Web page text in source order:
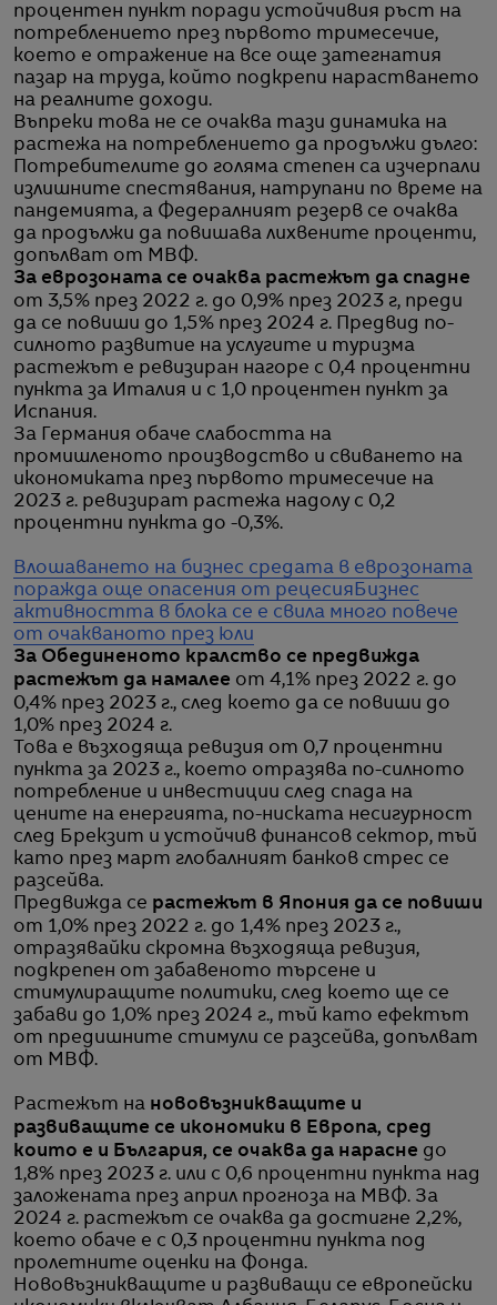
процентен пункт поради устойчивия ръст на
потреблението през първото тримесечие,
което е отражение на все още затегнатия
пазар на труда, който подкрепи нарастването
на реалните доходи.
Въпреки това не се очаква тази динамика на
растежа на потреблението да продължи дълго:
Потребителите до голяма степен са изчерпали
излишните спестявания, натрупани по време на
пандемията, а Федералният резерв се очаква
да продължи да повишава лихвените проценти,
допълват от МВФ.
За еврозоната се очаква растежът да спадне
от 3,5% през 2022 г. до 0,9% през 2023 г, преди
да се повиши до 1,5% през 2024 г. Предвид по-
силното развитие на услугите и туризма
растежът е ревизиран нагоре с 0,4 процентни
пункта за Италия и с 1,0 процентен пункт за
Испания.
За Германия обаче слабостта на
промишленото производство и свиването на
икономиката през първото тримесечие на
2023 г. ревизират растежа надолу с 0,2
процентни пункта до -0,3%.
Влошаването на бизнес средата в еврозоната
поражда още опасения от рецесия Бизнес
активността в блока се е свила много повече
от очакваното през юли
За Обединеното кралство се предвижда
растежът да намалее от 4,1% през 2022 г. до
0,4% през 2023 г., след което да се повиши до
1,0% през 2024 г.
Това е възходяща ревизия от 0,7 процентни
пункта за 2023 г., което отразява по-силното
потребление и инвестиции след спада на
цените на енергията, по-ниската несигурност
след Брекзит и устойчив финансов сектор, тъй
като през март глобалният банков стрес се
разсейва.
Предвижда се растежът в Япония да се повиши
от 1,0% през 2022 г. до 1,4% през 2023 г.,
отразявайки скромна възходяща ревизия,
подкрепен от забавеното търсене и
стимулиращите политики, след което ще се
забави до 1,0% през 2024 г., тъй като ефектът
от предишните стимули се разсейва, допълват
от МВФ.
Растежът на нововъзникващите и
развиващите се икономики в Европа, сред
които е и България, се очаква да нарасне до
1,8% през 2023 г. или с 0,6 процентни пункта над
заложената през април прогноза на МВФ. За
2024 г. растежът се очаква да достигне 2,2%,
което обаче е с 0,3 процентни пункта под
пролетните оценки на Фонда.
Нововъзникващите и развиващи се европейски